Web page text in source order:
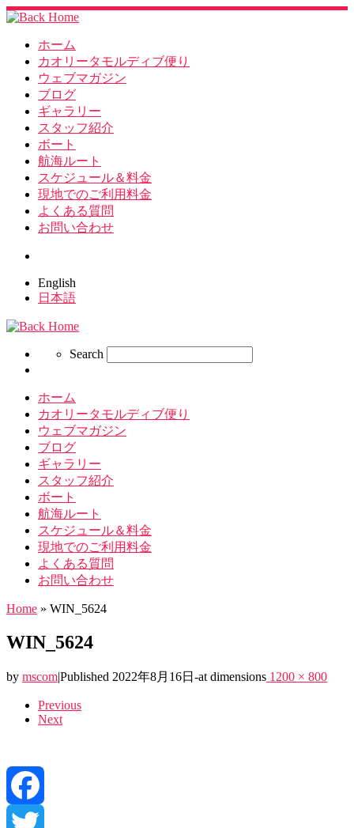
ホーム
カオリータモルディブ便り
ウェブマガジン
ブログ
ギャラリー
スタッフ紹介
ボート
航海ルート
スケジュール＆料金
現地でのご利用料金
よくある質問
お問い合わせ
English
日本語
SearchSearch
ホーム
カオリータモルディブ便り
ウェブマガジン
ブログ
ギャラリー
スタッフ紹介
ボート
航海ルート
スケジュール＆料金
現地でのご利用料金
よくある質問
お問い合わせ
Home » WIN_5624
WIN_5624
by mscom|Published 2022年8月16日 -at dimensions 1200 × 800
Images
navigation
Previous
Next
Facebook